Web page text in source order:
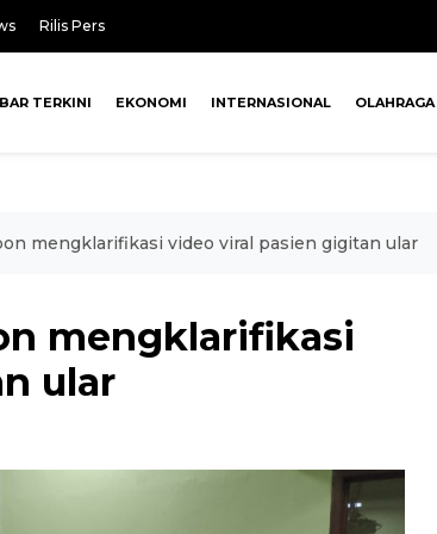
Rilis Pers
TERKINI EKONOMI INTERNASIONAL OLAHRAGA
mengklarifikasi video viral pasien gigitan ular
mengklarifikasi
ular